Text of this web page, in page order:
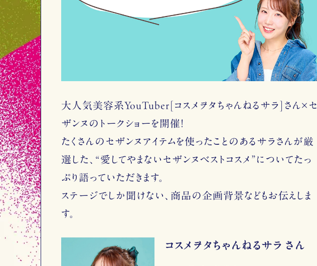
大人気美容系YouTuber[コスメヲタちゃんねるサラ]さん×セ
ザンヌのトークショーを開催！
たくさんのセザンヌアイテムを使ったことのあるサラさんが厳
選した、“愛してやまないセザンヌベストコスメ”についてたっ
ぷり語っていただきます。
ステージでしか聞けない、商品の企画背景などもお伝えしま
す。
コスメヲタちゃんねるサラ さん